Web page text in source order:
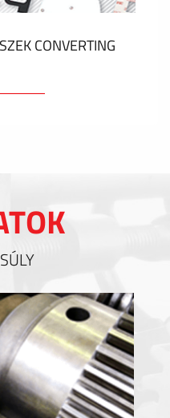
CONVERTING